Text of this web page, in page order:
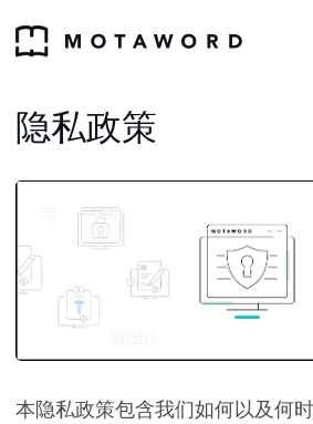
隐私政策
本隐私政策包含我们如何以及何